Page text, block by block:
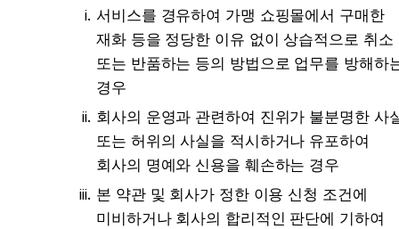
서비스를 경유하여 가맹 쇼핑몰에서 구매한
재화 등을 정당한 이유 없이 상습적으로 취소
또는 반품하는 등의 방법으로 업무를 방해하
경우
회사의 운영과 관련하여 진위가 불분명한 사
또는 허위의 사실을 적시하거나 유포하여
회사의 명예와 신용을 훼손하는 경우
본 약관 및 회사가 정한 이용 신청 조건에
미비하거나 회사의 합리적인 판단에 기하여